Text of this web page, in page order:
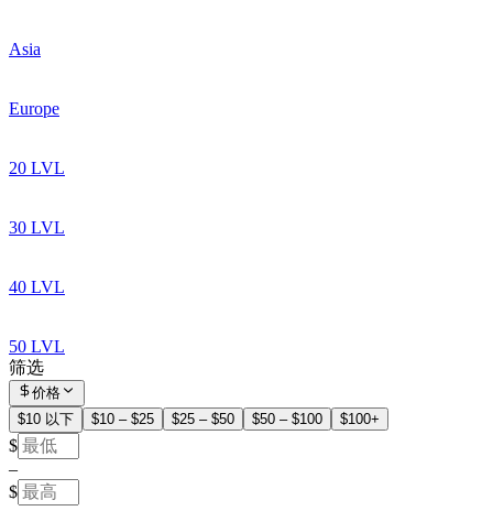
Asia
Europe
20 LVL
30 LVL
40 LVL
50 LVL
筛选
价格
$10 以下
$10 – $25 $25 – $50 $50 – $100 $100+
$
–
$